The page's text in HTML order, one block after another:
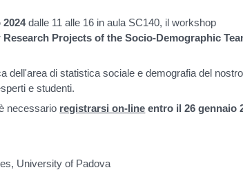
2024dalle 11 alle 16 in aula SC140, il workshop
Projects of the Socio-Demographic
dell'area di statistica sociale e demografia del nostro
e studenti.
necessario registrarsi on-line entro il 26 gennaio
University of Padova